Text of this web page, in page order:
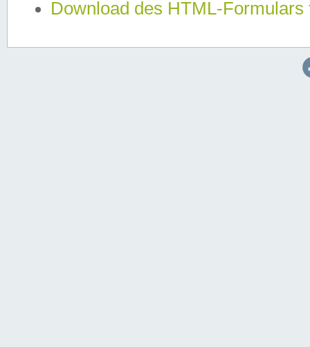
Download des HTML-